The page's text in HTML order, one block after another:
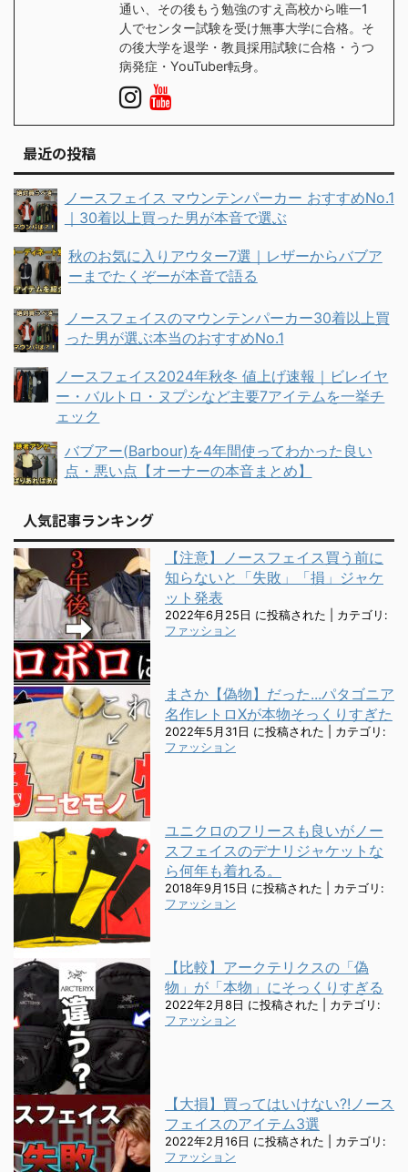
通い、その後もう勉強のすえ高校から唯一1
人でセンター試験を受け無事大学に合格。そ
の後大学を退学・教員採用試験に合格・うつ
病発症・YouTuber転身。
最近の投稿
ノースフェイス マウンテンパーカー おすすめNo.1
｜30着以上買った男が本音で選ぶ
秋のお気に入りアウター7選｜レザーからバブア
ーまでたくぞーが本音で語る
ノースフェイスのマウンテンパーカー30着以上買
った男が選ぶ本当のおすすめNo.1
ノースフェイス2024年秋冬 値上げ速報｜ビレイヤ
ー・バルトロ・ヌプシなど主要7アイテムを一挙チ
ェック
バブアー(Barbour)を4年間使ってわかった良い
点・悪い点【オーナーの本音まとめ】
人気記事ランキング
【注意】ノースフェイス買う前に
知らないと「失敗」「損」ジャケ
ット発表
2022年6月25日 に投稿された
カテゴリ:
ファッション
まさか【偽物】だった...パタゴニア
名作レトロXが本物そっくりすぎた
2022年5月31日 に投稿された
カテゴリ:
ファッション
ユニクロのフリースも良いがノー
スフェイスのデナリジャケットな
ら何年も着れる。
2018年9月15日 に投稿された
カテゴリ:
ファッション
【比較】アークテリクスの「偽
物」が「本物」にそっくりすぎる
2022年2月8日 に投稿された
カテゴリ:
ファッション
【大損】買ってはいけない?!ノース
フェイスのアイテム3選
2022年2月16日 に投稿された
カテゴリ:
ファッション